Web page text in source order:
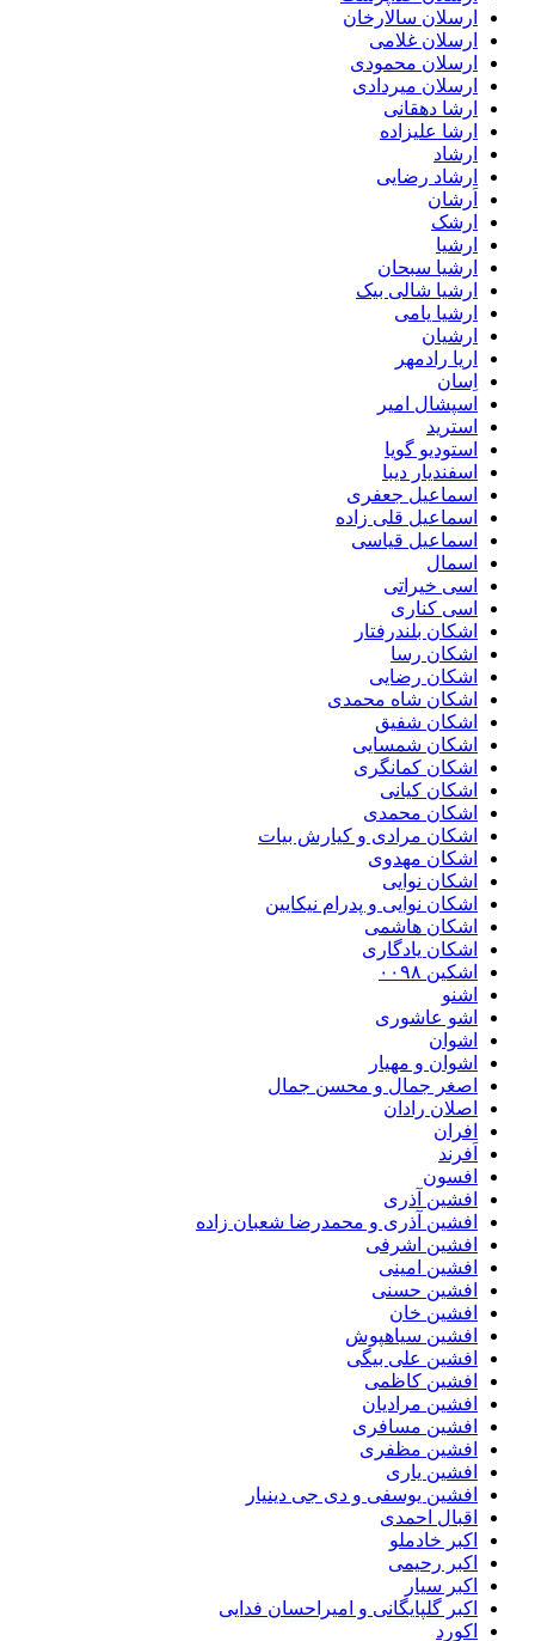
ارسلان سالارخان
ارسلان غلامی
ارسلان محمودی
ارسلان میردادی
ارشا دهقانی
ارشا علیزاده
ارشاد
ارشاد رضایی
اَرشان
ارشک
ارشیا
ارشیا سبحان
ارشیا شالی بیک
ارشیا یامی
ارشیان
اریا رادمهر
اِسان
اسپشال امیر
استرید
استودیو گویا
اسفندیار دیبا
اسماعیل جعفری
اسماعیل قلی زاده
اسماعیل قیاسی
اسمال
اسی خیراتی
اسی کناری
اشکان بلندرفتار
اشکان رسا
اشکان رضایی
اشکان شاه محمدی
اشکان شفیق
اشکان شمسایی
اشکان‌ کمانگری
اشکان کیانی
اشکان محمدی
اشکان مرادی و کیارش بیات
اشکان مهدوی
اشکان نوایی
اشکان نوایی و پدرام نیکایین
اشکان هاشمی
اشکان یادگاری
اشکین ۰۰۹۸
اشنو
اشو عاشوری
اشوان
اشوان و مهیار
اصغر جمال و محسن جمال
اصلان رادان
افران
اَفرند
افسون
افشین آذری
افشین آذری و محمدرضا شعبان زاده
افشین اشرفی
افشین امینی
افشین حسنی
افشین خان
افشین سیاهپوش
افشین علی بیگی
افشین کاظمی
افشین مرادیان
افشین مسافری
افشین مظفری
افشین یاری
افشین یوسفی و دی جی دینیار
اقبال احمدی
اکبر خادملو
اکبر رحیمی
اکبر سیار
اکبر گلپایگانی و امیراحسان فدایی
اکورد